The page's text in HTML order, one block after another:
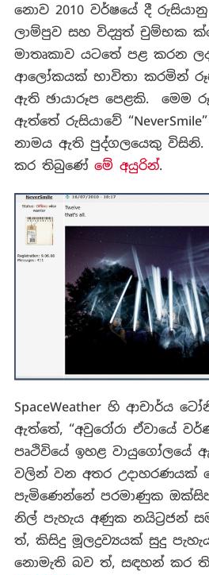
නොව 2010 වර්ෂයේ දී රුසියානු
ලාම්පුව සහ විද්‍යුත් චුම්භක
මාතෘකාව යටතේ පළ කරන
ආලෝකයක් භාවිතා කරමින්
ඇති ඡායාරූප පෙළකි. මෙම
ඇත්තේ රුසියාවේ
නාමය ඇති පුද්ගලයෙකු විසිනි.
කර තිබුණේ මේ අයුරින්.
SpaceWeather හි ආචාර්ය
ඇත්තේ, “අවුරෝරා ඒවායේ
පෘථිවියේ ඉහළ වායුගෝලයේ
වලින් වන අතර උදාහරණයක්
පැමිණෙන්නේ පරමාණුක
නිල් පැහැය අණුක නයිට්‍රජන්
ත්, කිසිදු මූලද්‍රව්‍යයක් සුදු
නොමැති බව ත්, සඳහන් කර